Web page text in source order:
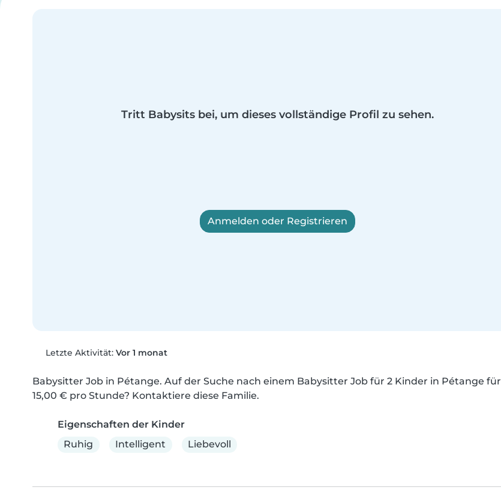
Tritt Babysits bei, um dieses vollständige Profil zu sehen.
Anmelden oder Registrieren
Letzte Aktivität: Vor 1 monat
Babysitter Job in Pétange. Auf der Suche nach einem Babysitter Job für 2 Kinder in Pétange für
15,00 € pro Stunde? Kontaktiere diese Familie.
Eigenschaften der Kinder
Ruhig
Intelligent Liebevoll